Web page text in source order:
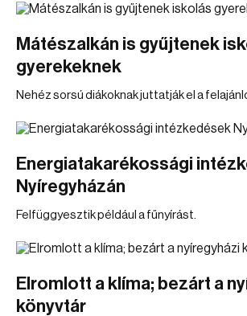
Mátészalkán is gyűjtenek
gyerekeknek
Nehéz sorsú diákoknak juttatják el a
Energiatakarékossági
Nyíregyházán
Felfüggyesztik például a fűnyírást.
Elromlott a klíma; bezárt a
könyvtár